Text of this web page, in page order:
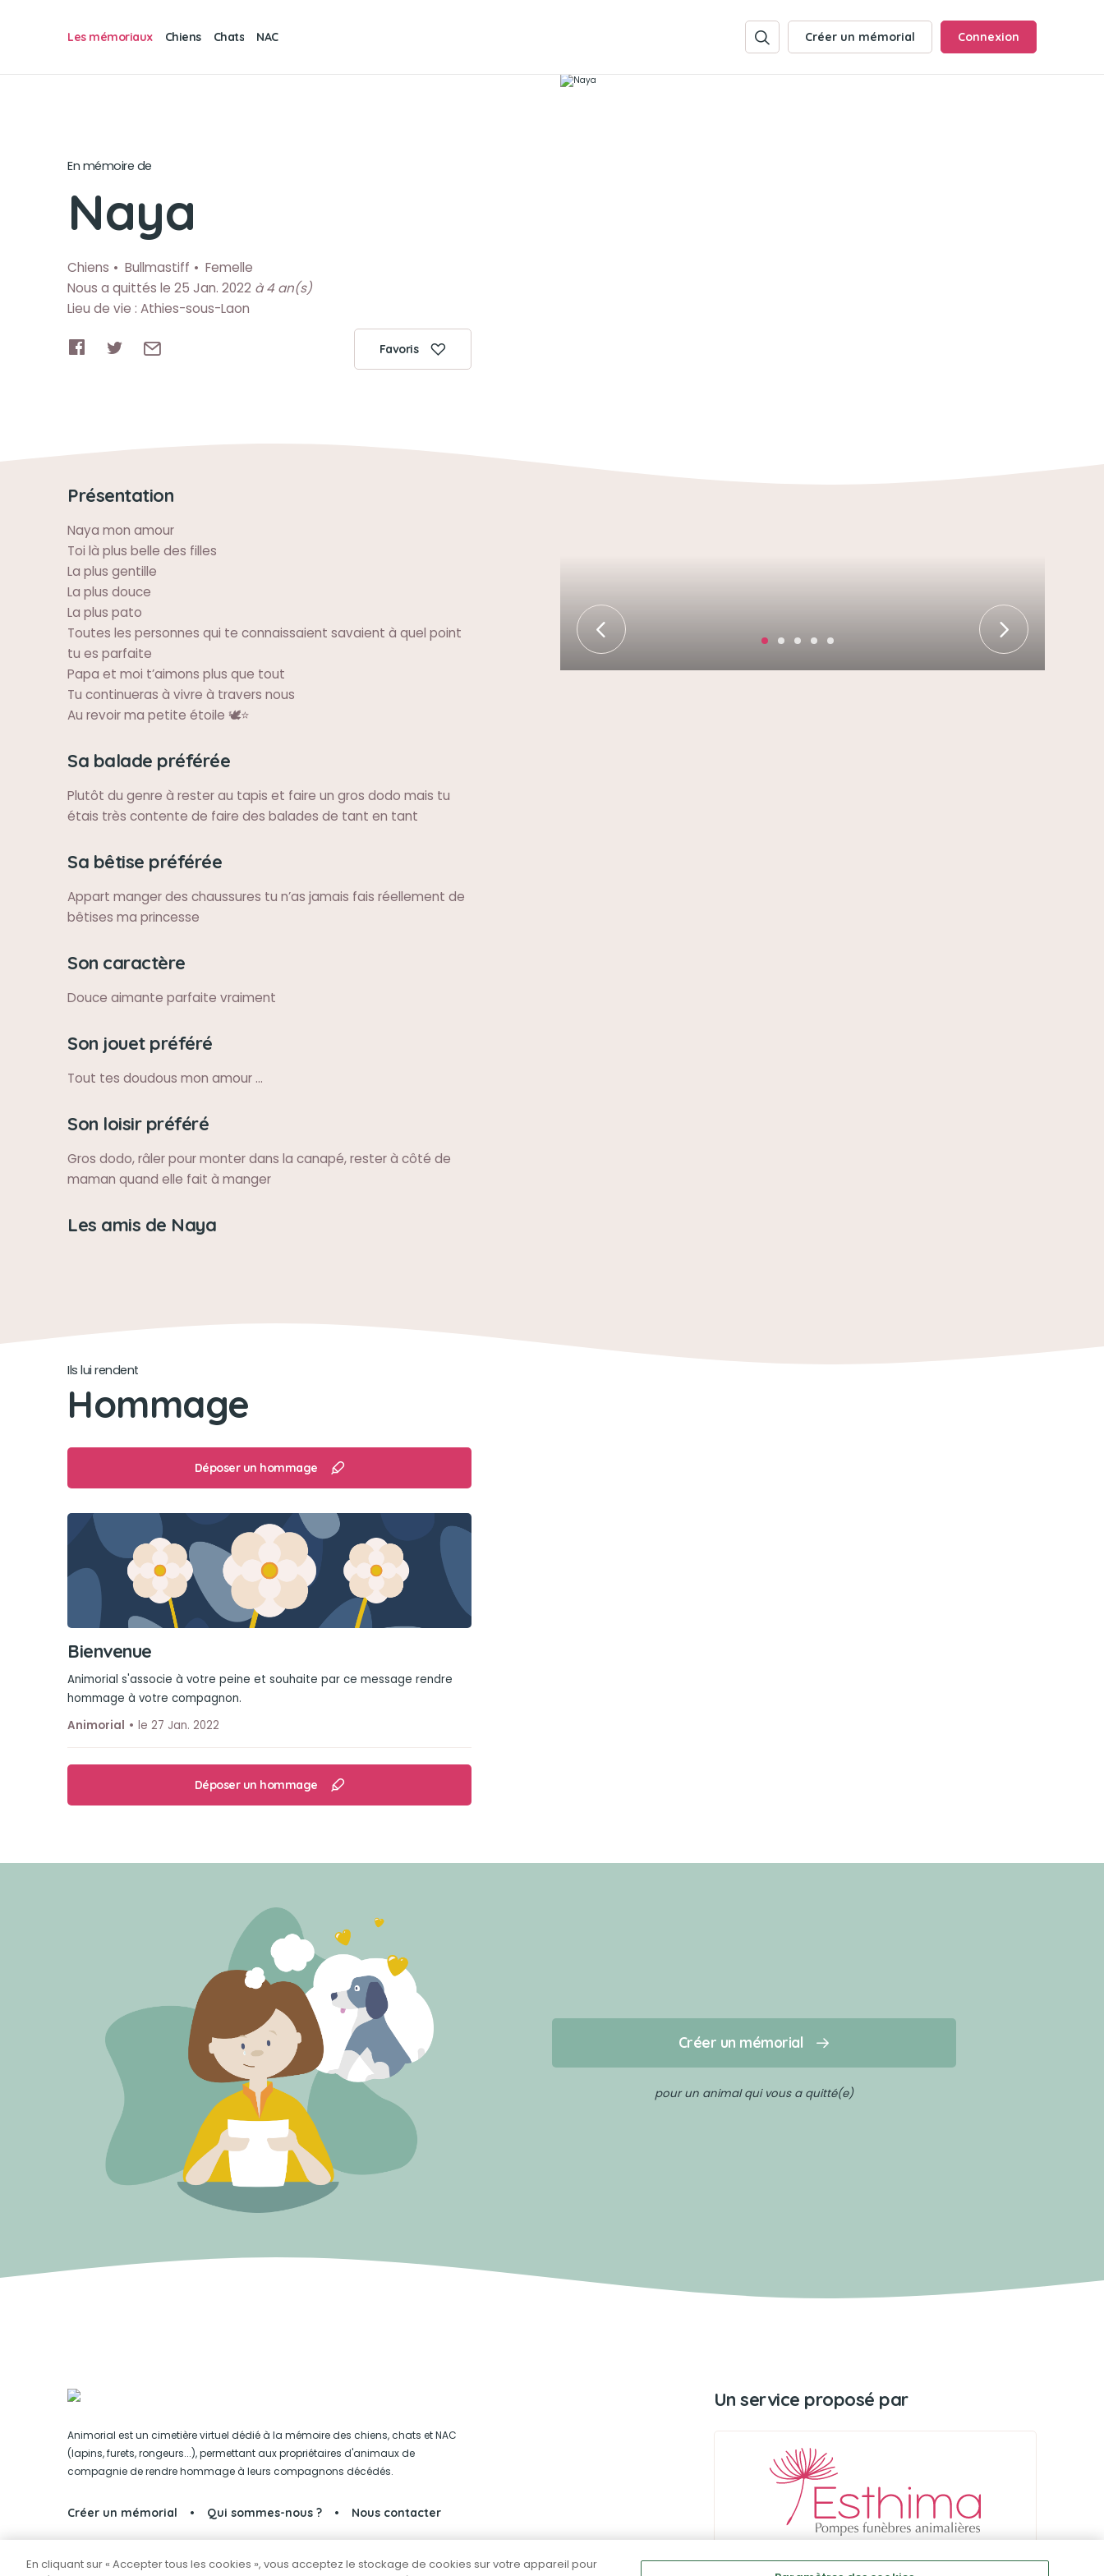
Les mémoriaux Chiens Chats NAC Créer un mémorial Connexion
En mémoire de
Naya
Chiens Bullmastiff
Femelle
Nous a quittés le 25 Jan. 2022 à 4 an(s)
Lieu de vie : Athies-sous-Laon
Favoris
Présentation
Naya mon amour
Toi là plus belle des filles
La plus gentille
La plus douce
La plus pato
Toutes les personnes qui te connaissaient savaient à quel point
tu es parfaite
Papa et moi t’aimons plus que tout
Tu continueras à vivre à travers nous
Au revoir ma petite étoile 🕊⭐️
Sa balade préférée
Plutôt du genre à rester au tapis et faire un gros dodo mais tu
étais très contente de faire des balades de tant en tant
Sa bêtise préférée
Appart manger des chaussures tu n’as jamais fais réellement de
bêtises ma princesse
Son caractère
Douce aimante parfaite vraiment
Son jouet préféré
Tout tes doudous mon amour …
Son loisir préféré
Gros dodo, râler pour monter dans la canapé, rester à côté de
maman quand elle fait à manger
Les amis de Naya
Ils lui rendent
Hommage
Déposer un hommage
Bienvenue
Animorial s'associe à votre peine et souhaite par ce message rendre
hommage à votre compagnon.
Animorial
le 27 Jan. 2022
Déposer un hommage
Créer un mémorial
pour un animal qui vous a quitté(e)
Animorial est un cimetière virtuel dédié à la mémoire des chiens, chats et NAC
(lapins, furets, rongeurs...), permettant aux propriétaires d'animaux de
compagnie de rendre hommage à leurs compagnons décédés.
Créer un mémorial Qui sommes-nous ? Nous contacter
Partager sur Facebook
Un service proposé par
En cliquant sur « Accepter tous les cookies », vous acceptez le stockage de cookies sur votre appareil pour